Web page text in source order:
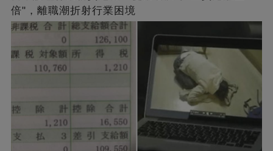
倍"，離職潮折射行業困境